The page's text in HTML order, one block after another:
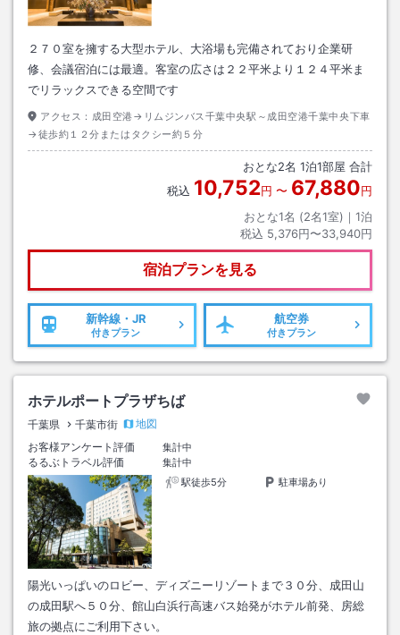
２７０室を擁する大型ホテル、大浴場も完備されており企業研
修、会議宿泊には最適。客室の広さは２２平米より１２４平米ま
でリラックスできる空間です
アクセス： 成田空港→リムジンバス千葉中央駅～成田空港千葉中央下車
→徒歩約１２分またはタクシー約５分
おとな2名 1泊1部屋 合計
税込 10,752円 〜 67,880円
おとな1名 (2名1室)｜ 1泊
税込 5,376円〜33,940円
宿泊プランを見る
新幹線・JR
付きプラン
航空券
付きプラン
ホテルポートプラザちば
千葉県 千葉市街
地図
お客様アンケート評価
集計中
るるぶトラベル評価
集計中
駅徒歩5分
駐車場あり
陽光いっぱいのロビー、ディズニーリゾートまで３０分、成田山
の成田駅へ５０分、館山白浜行高速バス始発がホテル前発、房総
旅の拠点にご利用下さい。